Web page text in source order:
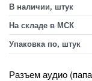
В наличии, штук
На складе в МСК
Упаковка по, штук
Разъем аудио